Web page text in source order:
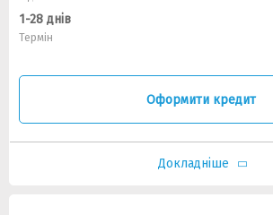
1-28 днів
Термін
Оформити кредит
Докладніше